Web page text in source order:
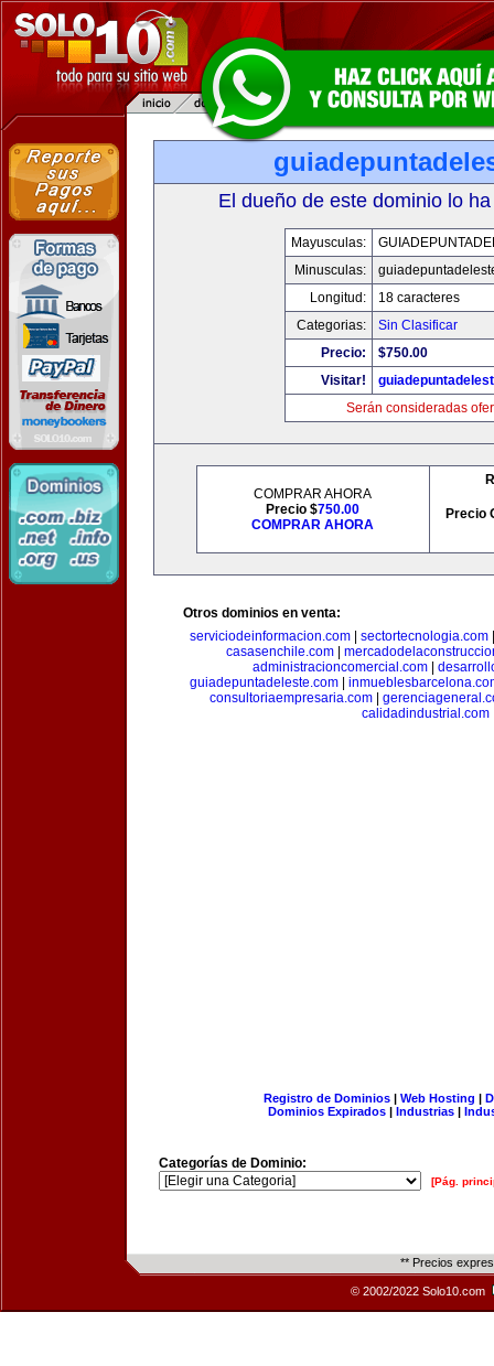
El dueño de este dominio lo
Mayusculas:
Minusculas:
Longitud:
18 caracteres
Categorias:
Sin Clasificar
Precio:
$750.00
Visitar!
Serán consideradas
COMPRAR AHORA
Precio $750.00
COMPRAR AHORA
Precio
Otros dominios en venta:
serviciodeinformacion.com
sectortecnologia.com
casasenchile.com|
administracioncomercial.com|
guiadepuntadeleste.com|
consultoriaempresaria.com
calidadindustrial.com
Registro de Dominios| Web Hosting |
Dominios Expirados | Industrias |
Categorías de Dominio:
[Pág.
** Precios
© 2002/2022 Solo10.com